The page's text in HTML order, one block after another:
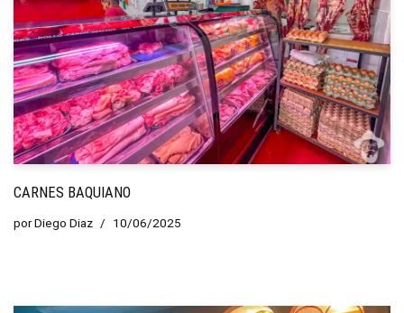
CARNES BAQUIANO
porDiego Diaz 10/06/2025